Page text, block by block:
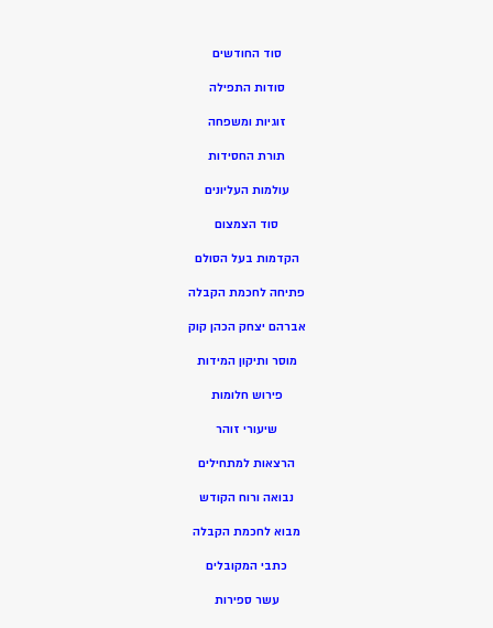
סוד החודשים
סודות התפילה
זוגיות ומשפחה
תורת החסידות
עולמות העליונים
סוד הצמצום
הקדמות בעל הסולם
פתיחה לחכמת הקבלה
אברהם יצחק הכהן קוק
מוסר ותיקון המידות
פירוש חלומות
שיעורי זוהר
הרצאות למתחילים
נבואה ורוח הקודש
מבוא לחכמת הקבלה
כתבי המקובלים
עשר ספירות